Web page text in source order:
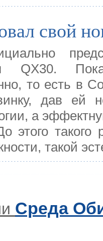
свой
QX30.
то есть в
дав ей
а
этого
такой
Среда